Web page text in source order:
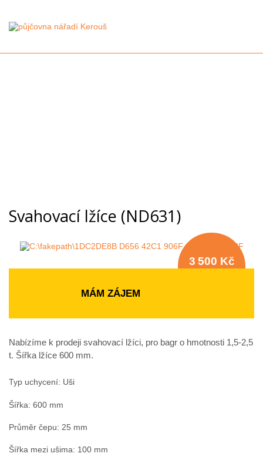
Svahovací lžíce (ND631)
3 500 Kč
MÁM ZÁJEM
Nabízíme k prodeji svahovací lžíci, pro bagr o hmotnosti 1,5-2,5
t. Šířka lžíce 600 mm.
Typ uchycení: Uši
Šířka: 600 mm
Průměr čepu: 25 mm
Šířka mezi ušima: 100 mm